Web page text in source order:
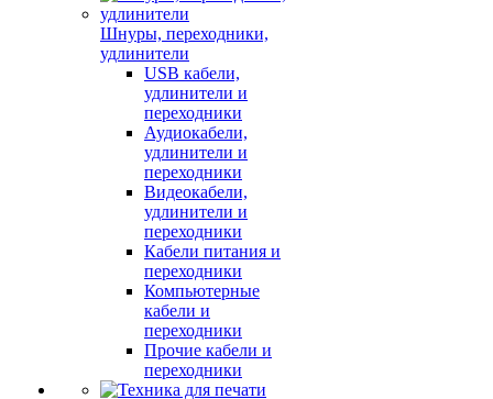
Шнуры, переходники,
удлинители
USB кабели,
удлинители и
переходники
Аудиокабели,
удлинители и
переходники
Видеокабели,
удлинители и
переходники
Кабели питания и
переходники
Компьютерные
кабели и
переходники
Прочие кабели и
переходники